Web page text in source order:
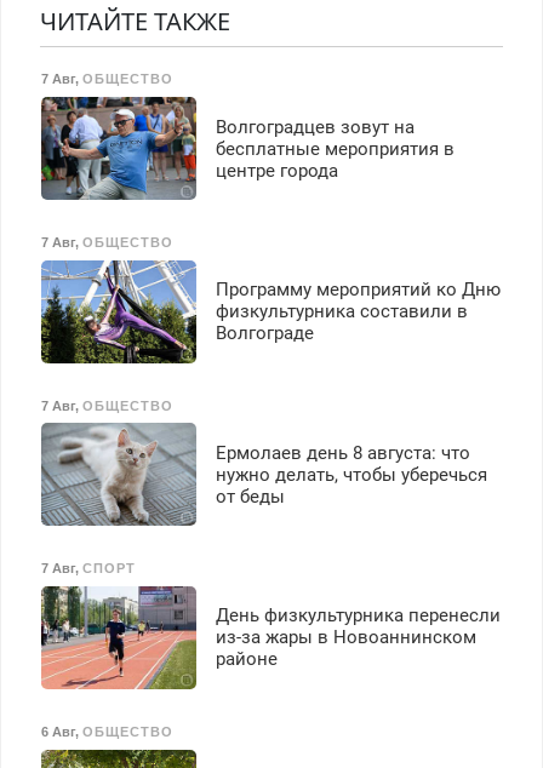
Недорого. Без выходных.
Все районы. Скидка.
ЧИТАЙТЕ ТАКЖЕ
7 Авг, ОБЩЕСТВО
Волгоградцев зовут на
бесплатные мероприятия в
центре города
7 Авг, ОБЩЕСТВО
Программу мероприятий ко Дню
физкультурника составили в
Волгограде
7 Авг, ОБЩЕСТВО
Ермолаев день 8 августа: что
нужно делать, чтобы уберечься
от беды
7 Авг, СПОРТ
День физкультурника перенесли
из-за жары в Новоаннинском
районе
6 Авг, ОБЩЕСТВО